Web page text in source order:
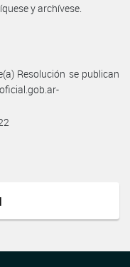
y archívese.
Resolución se publican